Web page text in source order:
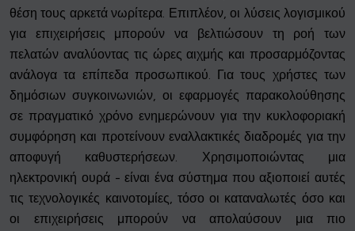
θέση τους αρκετά νωρίτερα. Επιπλέον, οι λύσεις λογισμικού
για επιχειρήσεις μπορούν να βελτιώσουν τη ροή των
πελατών αναλύοντας τις ώρες αιχμής και προσαρμόζοντας
ανάλογα τα επίπεδα προσωπικού. Για τους χρήστες των
δημόσιων συγκοινωνιών, οι εφαρμογές παρακολούθησης
σε πραγματικό χρόνο ενημερώνουν για την κυκλοφοριακή
συμφόρηση και προτείνουν εναλλακτικές διαδρομές για την
αποφυγή καθυστερήσεων. Χρησιμοποιώντας μια
ηλεκτρονική ουρά - είναι ένα σύστημα που αξιοποιεί αυτές
τις τεχνολογικές καινοτομίες, τόσο οι καταναλωτές όσο και
οι επιχειρήσεις μπορούν να απολαύσουν μια πιο